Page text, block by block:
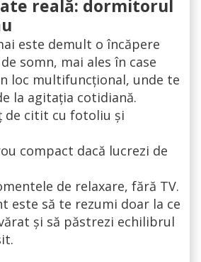
reală: dormitorul
este demult o încăpere
somn, mai ales în case
loc multifuncțional, unde te
la agitația cotidiană.
de citit cu fotoliu și
compact dacă lucrezi de
de relaxare, fără TV.
este să te rezumi doar la ce
și să păstrezi echilibrul